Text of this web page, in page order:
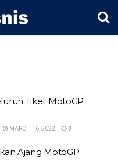
Tiket MotoGP
MARCH 16, 2022 0
Ajang MotoGP